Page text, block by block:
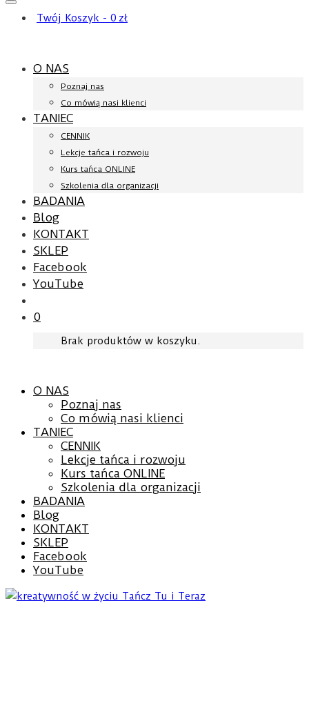
Twój Koszyk - 0 zł
O NAS
Poznaj nas
Co mówią nasi klienci
TANIEC
CENNIK
Lekcje tańca i rozwoju
Kurs tańca ONLINE
Szkolenia dla organizacji
BADANIA
Blog
KONTAKT
SKLEP
Facebook
YouTube
0
Brak produktów w koszyku.
O NAS
Poznaj nas
Co mówią nasi klienci
TANIEC
CENNIK
Lekcje tańca i rozwoju
Kurs tańca ONLINE
Szkolenia dla organizacji
BADANIA
Blog
KONTAKT
SKLEP
Facebook
YouTube